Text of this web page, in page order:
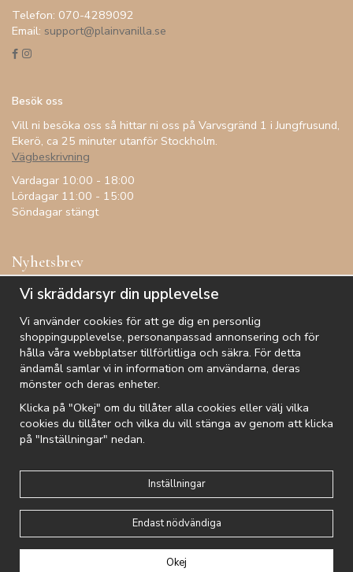
Telefon: 070-4289092
Email: support@plainvanilla.se
Besök oss
Vill ni besöka oss så hittar ni oss på Varvsgränd 1 i Jungfrusund,
Ekerö, ca 25 minuter utanför Stockholm.
Vägbeskrivning
Vardagar 10:00 - 18:00
Lördagar 11:00 - 15:00
Söndagar stängt
Nyhetsbrev
Få inspiration, förtur till kampanjer, specialerbjudanden och
De uppgifter du matar in kommer endast användas till våra nyhetsbrev.
Logga in
Om cookies Integritetspolicy
Drift & produktion:Wikinggruppen
Vi skräddarsyr din upplevelse
Vi använder cookies för att ge dig en personlig
shoppingupplevelse, personanpassad annonsering och för
hålla våra webbplatser tillförlitliga och säkra. För detta
ändamål samlar vi in information om användarna, deras
mönster och deras enheter.
Klicka på "Okej" om du tillåter alla cookies eller välj vilka
cookies du tillåter och vilka du vill stänga av genom att klicka
på "Inställningar" nedan.
Inställningar
Endast nödvändiga
Okej